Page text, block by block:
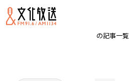
の記事一覧